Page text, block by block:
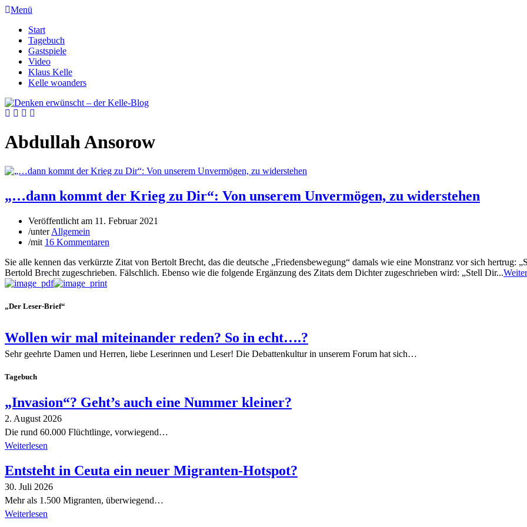
Menü
Start
Tagebuch
Gastspiele
Video
Klaus Kelle
Kelle woanders
Abdullah Ansorow
„…dann kommt der Krieg zu Dir“: Von unserem Unvermögen, zu widerstehen
Veröffentlicht am 11. Februar 2021
/unterAllgemein
/mit 16 Kommentaren
Sie alle kennen das verkürzte Zitat von Bertolt Brecht, das die deutsche „Friedensbewegung“ damals wie eine Monstranz vor sich hertrug:
Bertold Brecht zugeschrieben. Fälschlich. Ebenso wie die folgende Ergänzung des Zitats dem Dichter zugeschrieben wird: „Stell Dir...
„Der Leser-Brief“
Wollen wir mal miteinander reden? So in echt….?
Sehr geehrte Damen und Herren, liebe Leserinnen und Leser! Die Debattenkultur in unserem Forum hat sich…
Tagebuch
„Invasion“? Geht’s auch eine Nummer kleiner?
2. August 2026
Die rund 60.000 Flüchtlinge, vorwiegend…
Weiterlesen
Entsteht in Ceuta ein neuer Migranten-Hotspot?
30. Juli 2026
Mehr als 1.500 Migranten, überwiegend…
Weiterlesen